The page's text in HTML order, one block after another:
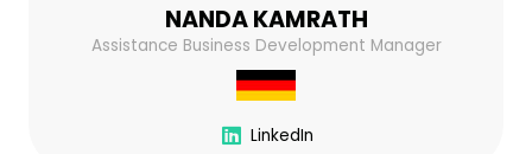
NANDA KAMRATH
Assistance Business Development Manager
LinkedIn